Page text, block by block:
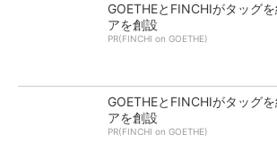
GOETHEとFINCHIがタッグ
アを創設
PR(FINCHI on GOETHE)
GOETHEとFINCHIがタッグ
アを創設
PR(FINCHI on GOETHE)